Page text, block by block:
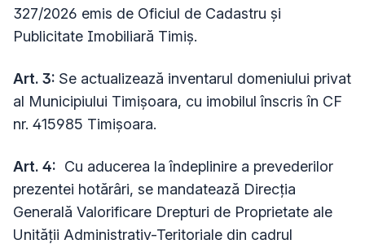
327/2026 emis de Oficiul de Cadastru și
Publicitate Imobiliară Timiș.
Art. 3: Se actualizează inventarul domeniului privat
al Municipiului Timișoara, cu imobilul înscris în CF
nr. 415985 Timișoara.
Art. 4: Cu aducerea la îndeplinire a prevederilor
prezentei hotărâri, se mandatează Direcția
Generală Valorificare Drepturi de Proprietate ale
Unității Administrativ-Teritoriale din cadrul